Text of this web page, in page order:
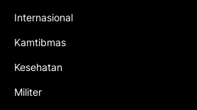
Internasional
Kamtibmas
Kesehatan
Militer